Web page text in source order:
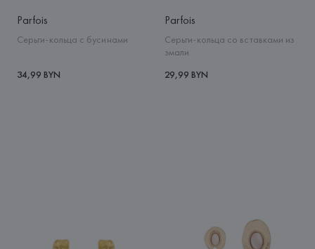
Parfois
Серьги-кольца с бусинами
34,99 BYN
Parfois
Серьги-кольца со вставками из
эмали
29,99 BYN